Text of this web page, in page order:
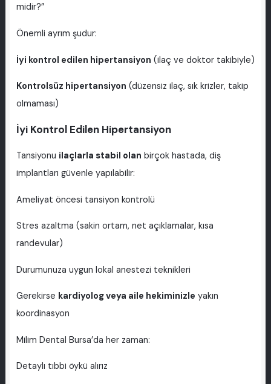
midir?”
Önemli ayrım şudur:
İyi kontrol edilen hipertansiyon (ilaç ve doktor takibiyle)
Kontrolsüz hipertansiyon (düzensiz ilaç, sık krizler, takip
olmaması)
İyi Kontrol Edilen Hipertansiyon
Tansiyonu ilaçlarla stabil olan birçok hastada, diş
implantları güvenle yapılabilir:
Ameliyat öncesi tansiyon kontrolü
Stres azaltma (sakin ortam, net açıklamalar, kısa
randevular)
Durumunuza uygun lokal anestezi teknikleri
Gerekirse kardiyolog veya aile hekiminizle yakın
koordinasyon
Milim Dental Bursa’da her zaman:
Detaylı tıbbi öykü alırız